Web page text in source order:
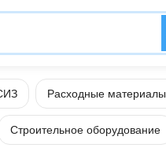
Расходные материалы
Строительное оборудование